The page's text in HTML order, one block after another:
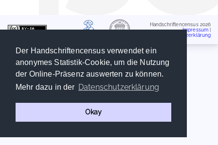
Der Handschriftencensus verwendet ein
anonymes Statistik-Cookie, um die Nutzung
der Online-Präsenz auswerten zu können.
Mehr dazu in der Datenschutzerklärung
Okay
Handschriftencensus 2026
Impressum
Datenschutzerklärung